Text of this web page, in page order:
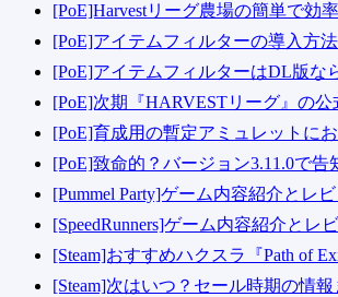
[PoE]Harvestリーグ農場の簡単で効
[PoE]アイテムフィルターの導入方
[PoE]アイテムフィルターはDL版な
[PoE]次期『HARVESTリーグ』の公
[PoE]育成用の暫定アミュレットに
[PoE]致命的？バージョン3.11.0で告
[Pummel Party]ゲーム内容紹介とレ
[SpeedRunners]ゲーム内容紹介とレ
[Steam]おすすめハクスラ『Path of
[Steam]次はいつ？セール時期の情報